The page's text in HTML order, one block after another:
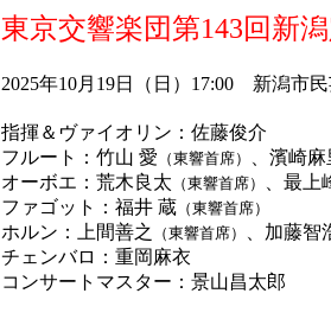
東京交響楽団第143回新
2025年10月19日（日）17:00 新潟市
指揮＆ヴァイオリン：佐藤俊介
フルート：竹山 愛 （東響首席） 、濱崎
オーボエ：荒木良太 （東響首席） 、最上
ファゴット：福井 蔵 （東響首席）
ホルン：上間善之 （東響首席） 、加藤智
チェンバロ：重岡麻衣
コンサートマスター：景山昌太郎